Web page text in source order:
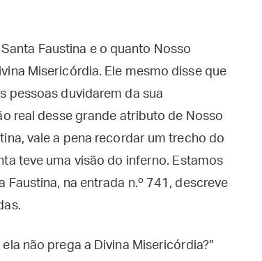
Faustina e o quanto Nosso
Misericórdia. Ele mesmo disse que
pessoas duvidarem da sua
real desse grande atributo de Nosso
vale a pena recordar um trecho do
teve uma visão do inferno. Estamos
na entrada n.º 741, descreve
não prega a Divina Misericórdia?”